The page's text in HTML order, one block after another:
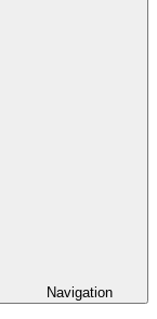
Navigation